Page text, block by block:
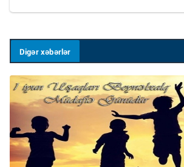
Digər xəbərlər